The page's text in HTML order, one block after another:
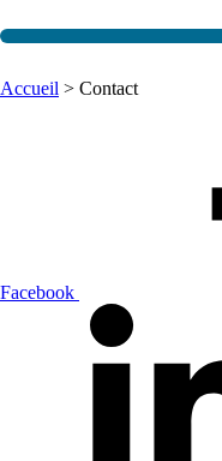
Accueil > Contact
Facebook